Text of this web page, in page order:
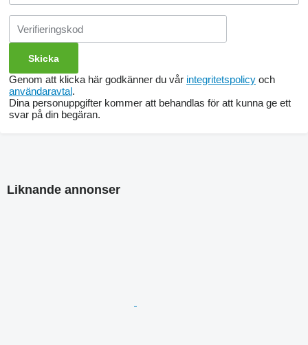
Genom att klicka här godkänner du vår integritetspolicy och
användaravtal.
Dina personuppgifter kommer att behandlas för att kunna ge ett
svar på din begäran.
Liknande annonser